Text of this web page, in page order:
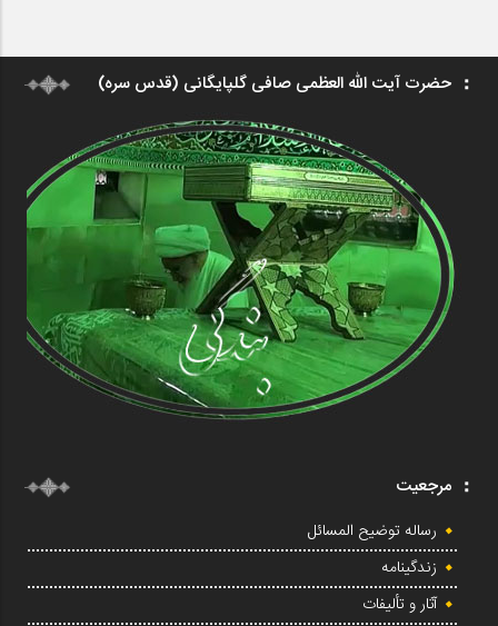
حضرت آیت الله العظمی صافی گلپایگانی (قدس سره)
مرجعیت
رساله توضیح المسائل
زندگینامه
آثار و تألیفات